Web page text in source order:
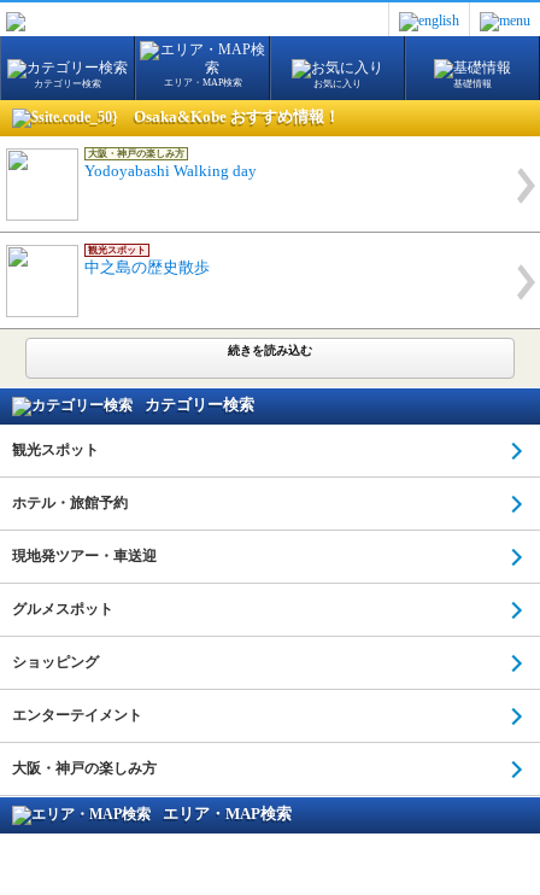
カテゴリー検索 エリア・MAP検索 お気に入り 基礎情報
Osaka&Kobe おすすめ情報！
大阪・神戸の楽しみ方
Yodoyabashi Walking day
観光スポット
中之島の歴史散歩
続きを読み込む
カテゴリー検索
観光スポット
ホテル・旅館予約
現地発ツアー・車送迎
グルメスポット
ショッピング
エンターテイメント
大阪・神戸の楽しみ方
エリア・MAP検索